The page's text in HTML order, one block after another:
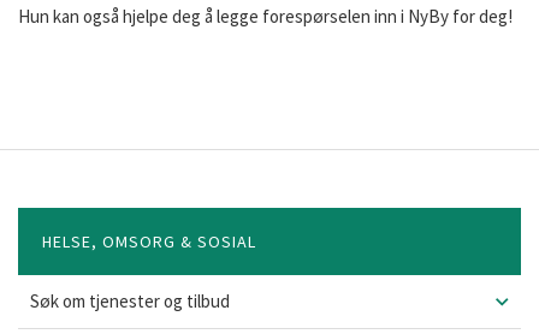
HELSE, OMSORG & SOSIAL
Søk om tjenester og tilbud
Hun kan også hjelpe deg å legge forespørselen inn i NyBy for deg!